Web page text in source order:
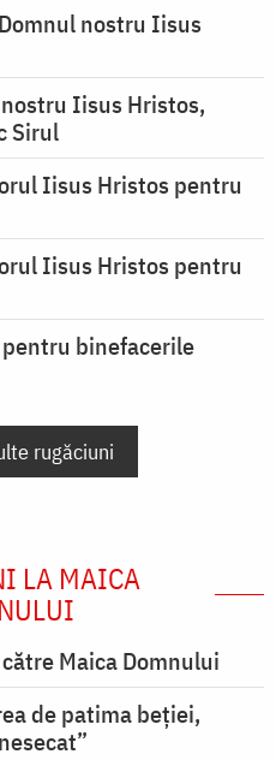
nostru Iisus
Iisus Hristos,
Sirul
Iisus Hristos pentru
Iisus Hristos pentru
binefacerile
rugăciuni
LA MAICA
Maica Domnului
de patima beției,